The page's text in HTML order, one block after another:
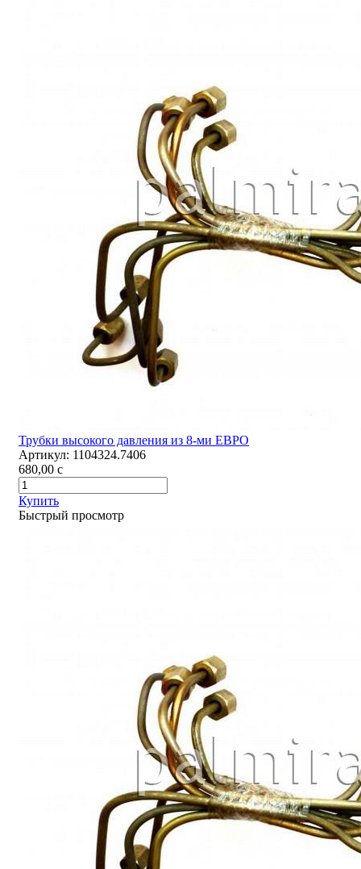
Трубки высокого давления из 8-ми ЕВРО
Артикул: 1104324.7406
680,00 c
Купить
Быстрый просмотр